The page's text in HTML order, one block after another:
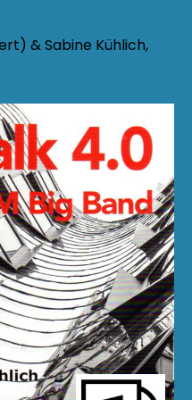
& Sabine Kühlich,